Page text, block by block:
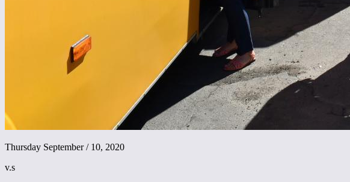
Thursday September / 10, 2020
v.s